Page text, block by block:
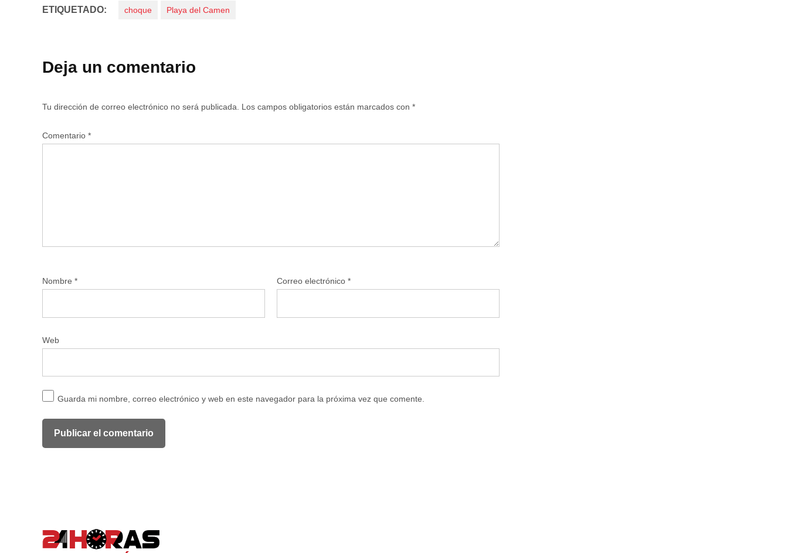
ETIQUETADO: choque Playa del Camen
Deja un comentario
Tu dirección de correo electrónico no será publicada. Los campos obligatorios están marcados con *
Comentario *
Nombre * Correo electrónico *
Web
Guarda mi nombre, correo electrónico y web en este navegador para la próxima vez que comente.